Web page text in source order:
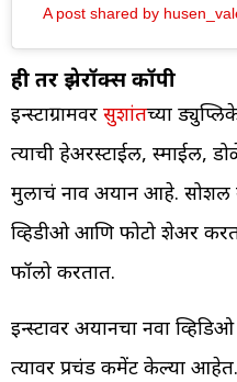
A post shared by
ही तर झेरॉक्स कॉपी
इन्स्टाग्रामवर सुशांतच्या
त्याची हेअरस्टाईल, स्माईल,
मुलाचं नाव अयान आहे. सोशल
व्हिडीओ आणि फोटो शेअर
फॉलो करतात.
इन्स्टावर अयानचा नवा
त्यावर प्रचंड कमेंट केल्या